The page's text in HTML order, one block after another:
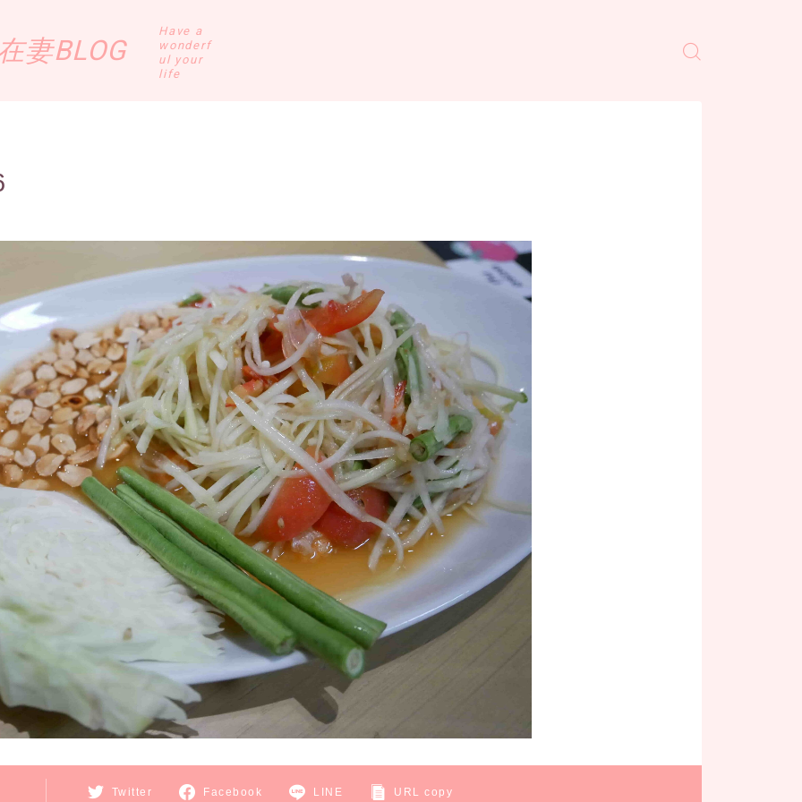
妻BLOG
Have a
wonderf
ul your
life
Twitter Facebook LINE URL copy